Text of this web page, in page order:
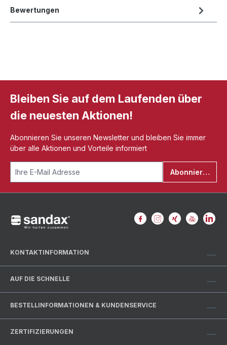
Bewertungen
Bleiben Sie auf dem Laufenden über
die neuesten Aktionen!
Abonnieren Sie unseren Newsletter und bleiben Sie immer
über alle Aktionen und Vorteile informiert
Abonnieren
KONTAKTINFORMATION
AUF DIE SCHNELLE
BESTELLINFORMATIONEN & KUNDENSERVICE
ZERTIFIZIERUNGEN